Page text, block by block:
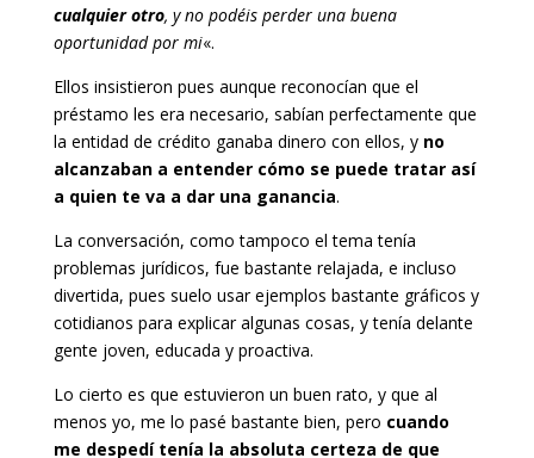
cualquier otro, y no podéis perder una buena
oportunidad por mi«.
Ellos insistieron pues aunque reconocían que el
préstamo les era necesario, sabían perfectamente que
la entidad de crédito ganaba dinero con ellos, y no
alcanzaban a entender cómo se puede tratar así
a quien te va a dar una ganancia.
La conversación, como tampoco el tema tenía
problemas jurídicos, fue bastante relajada, e incluso
divertida, pues suelo usar ejemplos bastante gráficos y
cotidianos para explicar algunas cosas, y tenía delante
gente joven, educada y proactiva.
Lo cierto es que estuvieron un buen rato, y que al
menos yo, me lo pasé bastante bien, pero cuando
me despedí tenía la absoluta certeza de que